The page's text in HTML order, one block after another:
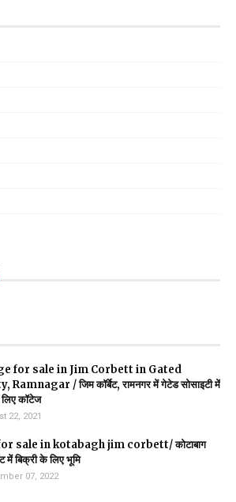
for sale in Jim Corbett in Gated
Ramnagar / जिम कॉर्बेट, रामनगर में गेटेड सोसाइटी में
कॉटेज
22, 2021
sale in kotabagh jim corbett/ कोटाबाग
में बिक्री के लिए भूमि
07, 2022